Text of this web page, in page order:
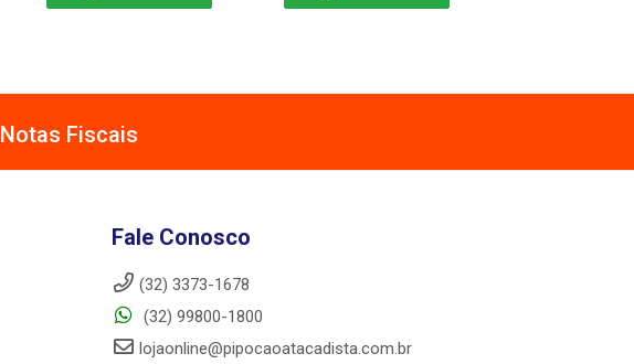
Notas Fiscais
Fale Conosco
(32) 3373-1678
(32) 99800-1800
lojaonline@pipocaoatacadista.com.br